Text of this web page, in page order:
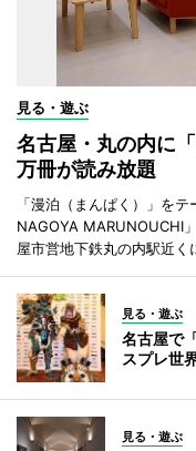
見る・遊ぶ
名古屋・丸の内に
万冊が読み放題
「漫泊（まんぱく）」を
NAGOYA MARUNOUCHI
屋市営地下鉄丸の内駅近く
見る・遊ぶ
名古屋で
スプレ世
見る・遊ぶ